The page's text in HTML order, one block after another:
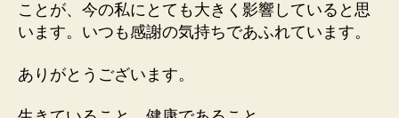
ことが、今の私にとても大きく影響していると思
います。いつも感謝の気持ちであふれています。
ありがとうございます。